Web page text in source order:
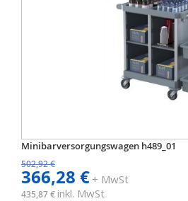
Minibarversorgungswagen h489_01
502,92 €
366,28 €+ MwSt
435,87 € inkl. MwSt